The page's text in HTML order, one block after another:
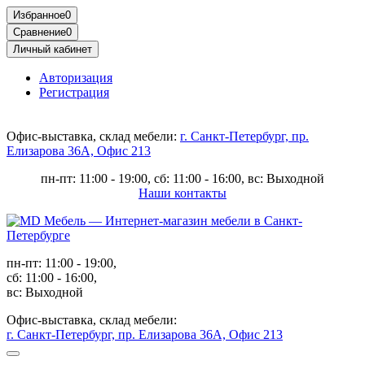
Избранное0
Сравнение0
Личный кабинет
Авторизация
Регистрация
Офис-выставка, склад мебели: г. Санкт-Петербург, пр.
Елизарова 36А, Офис 213
пн-пт: 11:00 - 19:00, сб: 11:00 - 16:00, вс: Выходной
Наши контакты
пн-пт: 11:00 - 19:00,
сб: 11:00 - 16:00,
вс: Выходной
Офис-выставка, склад мебели:
г. Санкт-Петербург, пр. Елизарова 36А, Офис 213